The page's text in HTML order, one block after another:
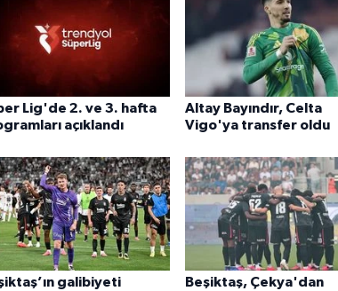
Lig'de 2. ve 3. hafta
açıklandı
Altay Bayındır, Celta
Vigo'ya transfer oldu
galibiyeti
Beşiktaş, Çekya'dan